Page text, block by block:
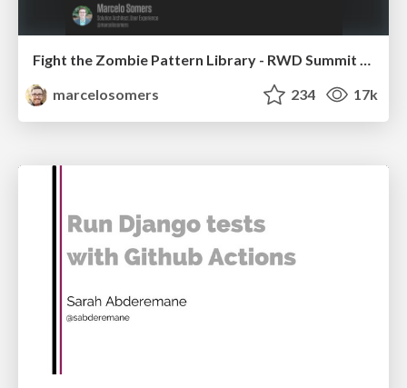
Fight the Zombie Pattern Library - RWD Summit 2016
marcelosomers
234 17k